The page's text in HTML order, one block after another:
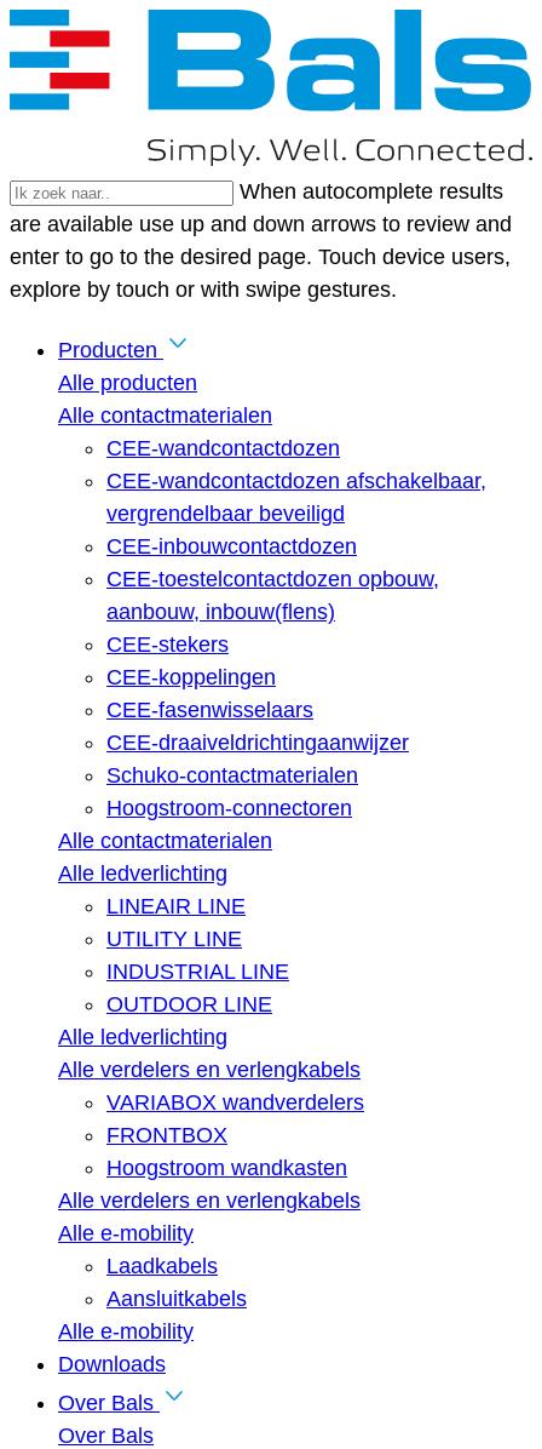
When autocomplete results
are available use up and down arrows to review and
enter to go to the desired page. Touch device users,
explore by touch or with swipe gestures.
Producten
Alle producten
Alle contactmaterialen
CEE-wandcontactdozen
CEE-wandcontactdozen afschakelbaar,
vergrendelbaar beveiligd
CEE-inbouwcontactdozen
CEE-toestelcontactdozen opbouw,
aanbouw, inbouw(flens)
CEE-stekers
CEE-koppelingen
CEE-fasenwisselaars
CEE-draaiveldrichtingaanwijzer
Schuko-contactmaterialen
Hoogstroom-connectoren
Alle contactmaterialen
Alle ledverlichting
LINEAIR LINE
UTILITY LINE
INDUSTRIAL LINE
OUTDOOR LINE
Alle ledverlichting
Alle verdelers en verlengkabels
VARIABOX wandverdelers
FRONTBOX
Hoogstroom wandkasten
Alle verdelers en verlengkabels
Alle e-mobility
Laadkabels
Aansluitkabels
Alle e-mobility
Downloads
Over Bals
Over Bals